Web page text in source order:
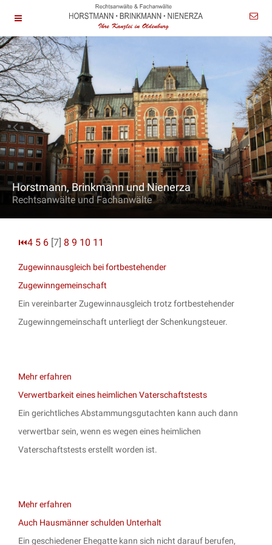
Horstmann, Brinkmann und Nienerza
Rechtsanwälte und Fachanwälte
⏮4 5 6 [7] 8 9 10 11
Zugewinnausgleich bei fortbestehender
Zugewinngemeinschaft
Ein vereinbarter Zugewinnausgleich trotz fortbestehender
Zugewinngemeinschaft unterliegt der Schenkungsteuer.
Mehr erfahren
Verwertbarkeit eines heimlichen Vaterschaftstests
Ein gerichtliches Abstammungsgutachten kann auch dann
verwertbar sein, wenn es wegen eines heimlichen
Vaterschaftstests erstellt worden ist.
Mehr erfahren
Auch Hausmänner schulden Unterhalt
Ein geschiedener Ehegatte kann sich nicht darauf berufen,